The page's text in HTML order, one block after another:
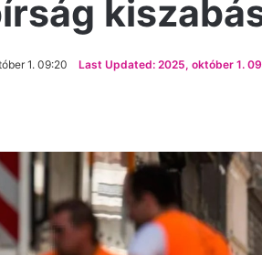
1. 09:20 Last Updated: 2025, október 1.